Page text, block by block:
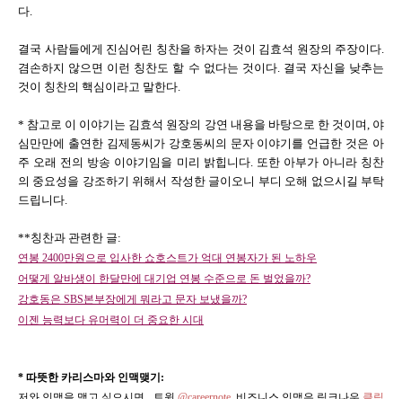
다.
결국 사람들에게 진심어린 칭찬을 하자는 것이 김효석 원장의 주장이다.
겸손하지 않으면 이런 칭찬도 할 수 없다는 것이다. 결국 자신을 낮추는
것이 칭찬의 핵심이라고 말한다.
* 참고로 이 이야기는 김효석 원장의 강연 내용을 바탕으로 한 것이며, 야
심만만에 출연한 김제동씨가 강호동씨의 문자 이야기를 언급한 것은 아
주 오래 전의 방송 이야기임을 미리 밝힙니다. 또한 아부가 아니라 칭찬
의 중요성을 강조하기 위해서 작성한 글이오니 부디 오해 없으시길 부탁
드립니다.
**칭찬과 관련한 글:
연봉 2400만원으로 입사한 쇼호스트가 억대 연봉자가 된 노하우
어떻게 알바생이 한달만에 대기업 연봉 수준으로 돈 벌었을까?
강호동은 SBS본부장에게 뭐라고 문자 보냈을까?
이젠 능력보다 유머력이 더 중요한 시대
* 따뜻한 카리스마와 인맥맺기: